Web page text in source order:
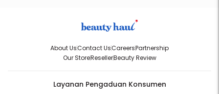
About UsContact UsCareersPartnership
Our StoreResellerBeauty Review
Layanan Pengaduan Konsumen